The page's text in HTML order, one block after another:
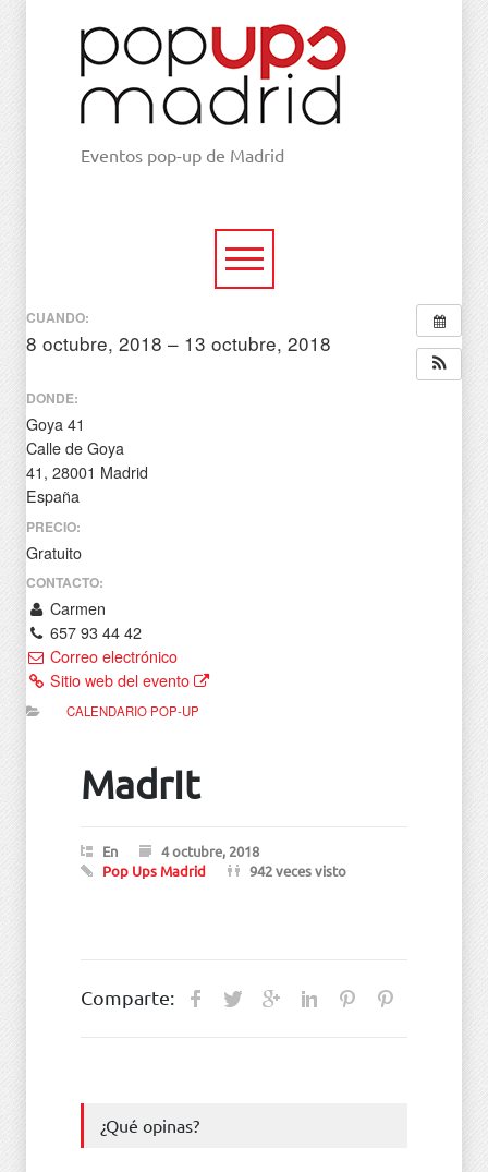
Eventos pop-up de Madrid
CUANDO:
8 octubre, 2018 – 13 octubre, 2018
DONDE:
Goya 41
Calle de Goya
41, 28001 Madrid
España
PRECIO:
Gratuito
CONTACTO:
Carmen
657 93 44 42
Correo electrónico
Sitio web del evento
CALENDARIO POP-UP
MadrIt
En
4 octubre, 2018
Pop Ups Madrid
942 veces visto
Comparte:
¿Qué opinas?